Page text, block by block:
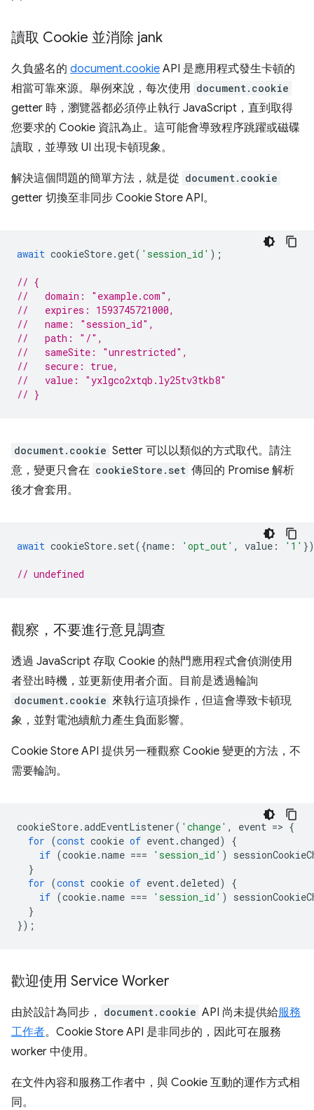
讀取 Cookie 並消除 jank
久負盛名的 document.cookie API 是應用程式發生卡頓的
相當可靠來源。舉例來說，每次使用 document.cookie
getter 時，瀏覽器都必須停止執行 JavaScript，直到取得
您要求的 Cookie 資訊為止。這可能會導致程序跳躍或磁碟
讀取，並導致 UI 出現卡頓現象。
解決這個問題的簡單方法，就是從 document.cookie
getter 切換至非同步 Cookie Store API。
await cookieStore.get( 'session_id' );
// {
//   domain: "example.com",
//   expires: 1593745721000,
//   name: "session_id",
//   path: "/",
//   sameSite: "unrestricted",
//   secure: true,
//   value: "yxlgco2xtqb.ly25tv3tkb8"
// }
document.cookie Setter 可以以類似的方式取代。請注
意，變更只會在 cookieStore.set 傳回的 Promise 解析
後才會套用。
await cookieStore. set({name : 'opt_out' , value : '1'
// undefined
觀察，不要進行意見調查
透過 JavaScript 存取 Cookie 的熱門應用程式會偵測使用
者登出時機，並更新使用者介面。目前是透過輪詢
document.cookie 來執行這項操作，但這會導致卡頓現
象，並對電池續航力產生負面影響。
Cookie Store API 提供另一種觀察 Cookie 變更的方法，不
需要輪詢。
cookieStore.addEventListener( 'change' , event => {
for (const cookie of event.changed)
{
if (cookie.name === 'session_id' )
}
for (const cookie of event.deleted)
{
if (cookie.name === 'session_id' )
}
});
歡迎使用 Service Worker
由於設計為同步， document.cookie API 尚未提供給服務
工作者。Cookie Store API 是非同步的，因此可在服務
worker 中使用。
在文件內容和服務工作者中，與 Cookie 互動的運作方式相
同。